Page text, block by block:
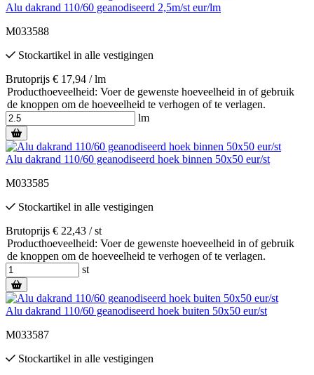
Alu dakrand 110/60 geanodiseerd 2,5m/st eur/lm
M033588
Stockartikel in alle vestigingen
Brutoprijs € 17,94 / lm
Producthoeveelheid: Voer de gewenste hoeveelheid in of gebruik
de knoppen om de hoeveelheid te verhogen of te verlagen.
lm
Alu dakrand 110/60 geanodiseerd hoek binnen 50x50 eur/st
M033585
Stockartikel in alle vestigingen
Brutoprijs € 22,43 / st
Producthoeveelheid: Voer de gewenste hoeveelheid in of gebruik
de knoppen om de hoeveelheid te verhogen of te verlagen.
st
Alu dakrand 110/60 geanodiseerd hoek buiten 50x50 eur/st
M033587
Stockartikel in alle vestigingen